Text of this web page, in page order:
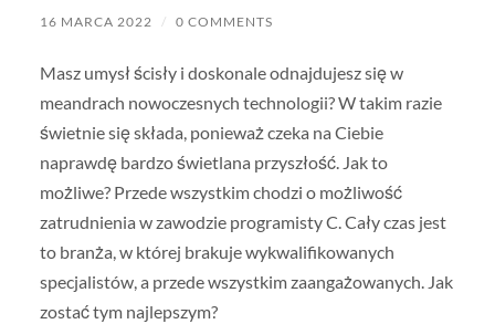
16 MARCA 2022 / 0 COMMENTS
Masz umysł ścisły i doskonale odnajdujesz się w
meandrach nowoczesnych technologii? W takim razie
świetnie się składa, ponieważ czeka na Ciebie
naprawdę bardzo świetlana przyszłość. Jak to
możliwe? Przede wszystkim chodzi o możliwość
zatrudnienia w zawodzie programisty C. Cały czas jest
to branża, w której brakuje wykwalifikowanych
specjalistów, a przede wszystkim zaangażowanych. Jak
zostać tym najlepszym?